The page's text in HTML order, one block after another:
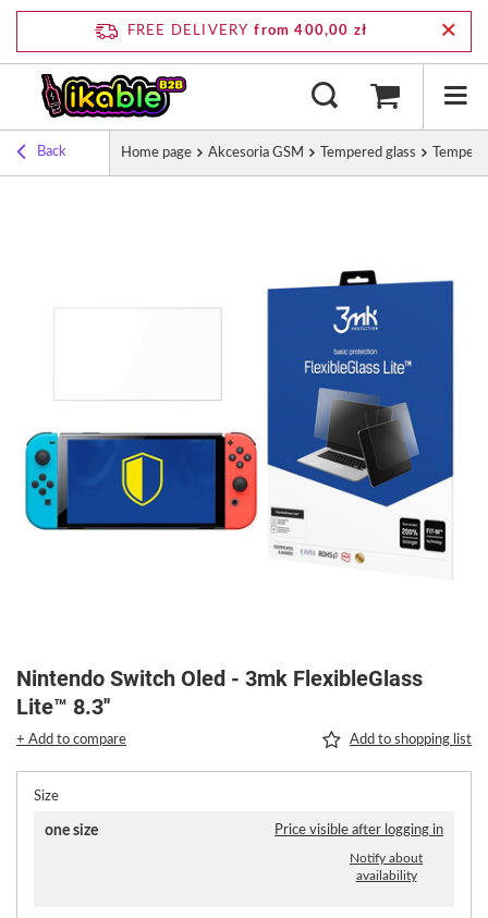
FREE DELIVERY from 400,00 zł
Back Home page Akcesoria GSM Tempered glass
Nintendo Switch Oled - 3mk FlexibleGlass
Lite™ 8.3''
+ Add to compare Add to shopping list
Size
one size Price visible after logging in
Notify about
availability